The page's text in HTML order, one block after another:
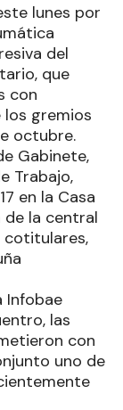
lunes por
del
que
con
gremios
octubre.
Gabinete,
Trabajo,
en la Casa
de la central
cotitulares,
Infobae
las
con
uno de